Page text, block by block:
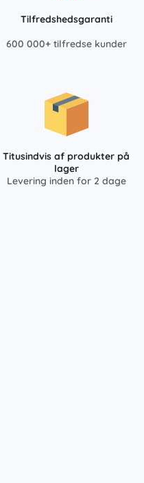
Tilfredshedsgaranti
600 000+ tilfredse kunder
Titusindvis af produkter på
lager
Levering inden for 2 dage